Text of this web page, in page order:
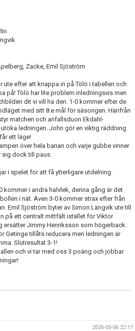
Zacke, Emil Sjöström
ute efter att knappa in på Tölö i tabellen och
på! Tölö har lite problem inledningsvis men
dit vi vill ha den. 1-0 kommer efter de
med sitt 8:e mål för säsongen. Härifrån
matchen och anfallsduon Ekdahl-
ledningen. John gör en viktig räddning
ett läge!
över hela banan och varje gubbe vinner
sig dock till paus.
i spelet för att få ytterligare utdelning.
kommer i andra halvlek, denna gång är det
i nät. Även 3-0 kommer strax efter från
Emil Sjöström byter av Simon Längvik ute till
på ett centralt mittfält istället för Viktor
ersätter Jimmy Henriksson som högerback.
Getinge tillåts reducera men ledningen är
Slutresultat 3-1!
och vi tar med oss 3 poäng och jobbar
2026-05-06 22:17